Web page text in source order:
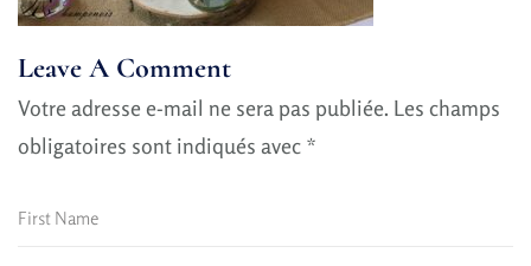
Leave A Comment
Votre adresse e-mail ne sera pas publiée. Les champs
obligatoires sont indiqués avec *